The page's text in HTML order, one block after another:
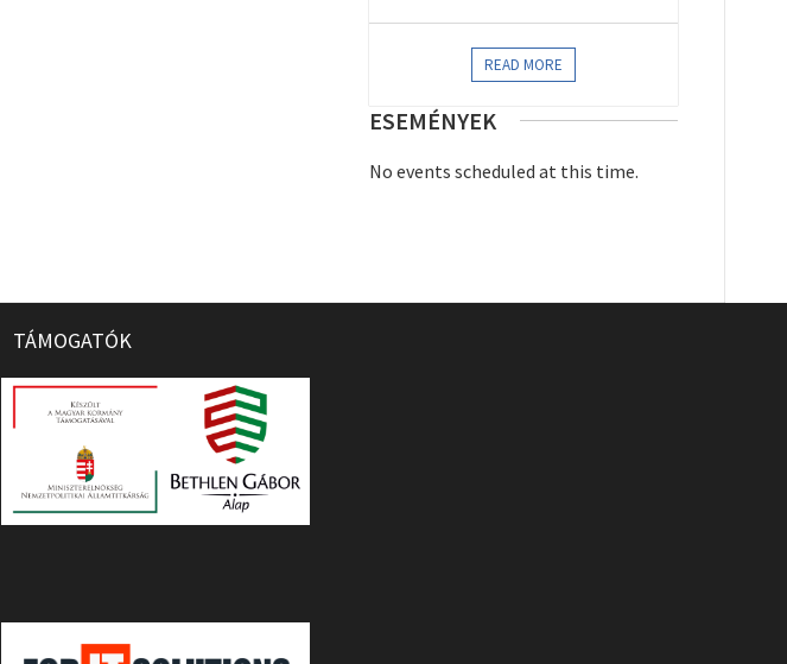
READ MORE
ESEMÉNYEK
No events scheduled at this time.
TÁMOGATÓK